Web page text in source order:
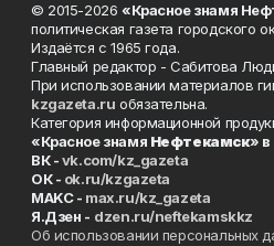
© 2015-2026 «Красное знамя
политическая газета городского
Издаётся с 1965 года.
Главный редактор - Сабитова
При использовании материалов
kzgazeta.ru обязательна.
Категория информационной
«Красное знамя Нефтекамск» в
ВК -vk.com/kz_gazeta
ОК - ok.ru/kzgazeta
MAKC - max.ru/kz_gazeta
Я.Дзен - dzen.ru/neftekamskkz
Об использовании персональных